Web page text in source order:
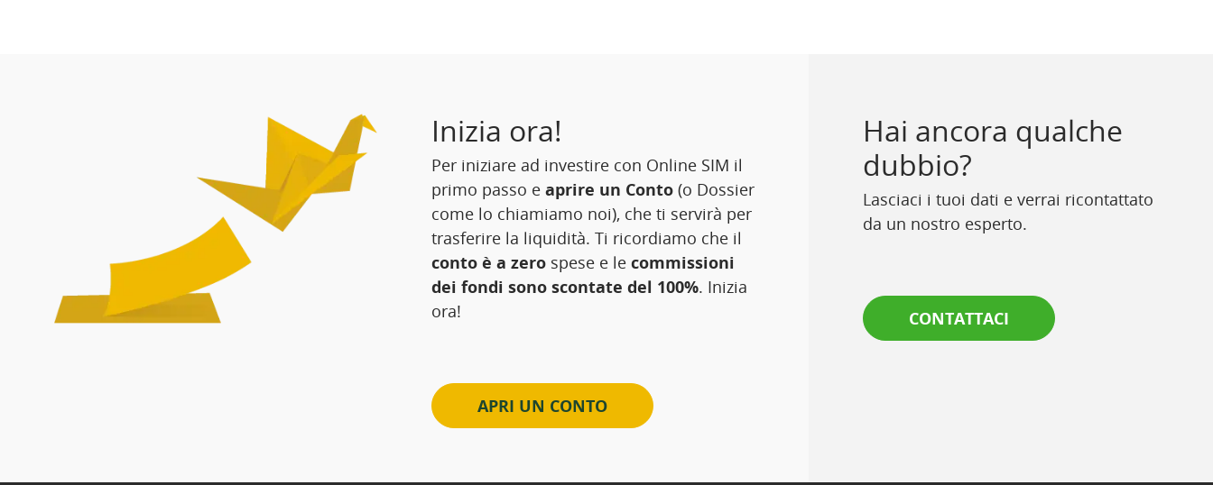
Inizia ora!
Per iniziare ad investire con Online SIM il
primo passo e aprire un Conto (o Dossier
come lo chiamiamo noi), che ti servirà per
trasferire la liquidità. Ti ricordiamo che il
conto è a zero spese e le commissioni
dei fondi sono scontate del 100%. Inizia
ora!
APRI UN CONTO
Hai ancora qualche
dubbio?
Lasciaci i tuoi dati e verrai ricontattato
da un nostro esperto.
CONTATTACI